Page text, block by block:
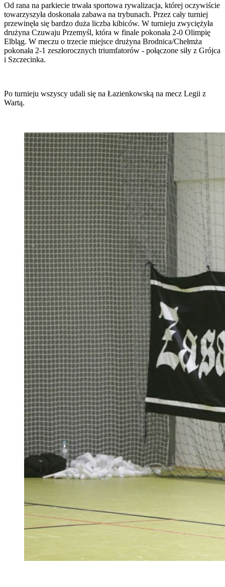
Od rana na parkiecie trwała sportowa rywalizacja, której oczywiście
towarzyszyła doskonała zabawa na trybunach. Przez cały turniej
przewinęła się bardzo duża liczba kibiców. W turnieju zwyciężyła
drużyna Czuwaju Przemyśl, która w finale pokonała 2-0 Olimpię
Elbląg. W meczu o trzecie miejsce drużyna Brodnica/Chełmża
pokonała 2-1 zeszłorocznych triumfatorów - połączone siły z Grójca
i Szczecinka.
Po turnieju wszyscy udali się na Łazienkowską na mecz Legii z
Wartą.